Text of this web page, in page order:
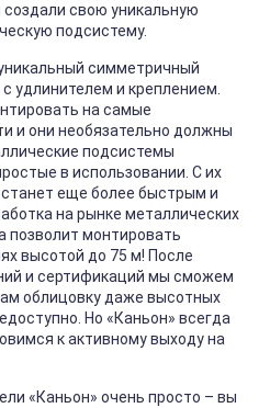
свою уникальную
подсистему.
симметричный
удлинителем и креплением.
на самые
и они необязательно должны
подсистемы
в использовании. С их
еще более быстрым и
на рынке металлических
позволит монтировать
высотой до 75 м! После
и сертификаций мы сможем
облицовку даже высотных
Но «Каньон» всегда
к активному выходу на
«Каньон» очень просто – вы